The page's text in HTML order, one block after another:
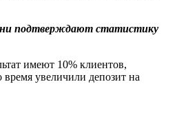
подтверждают статистику
имеют 10% клиентов,
увеличили депозит на